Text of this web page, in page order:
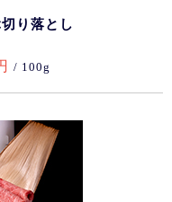
り落とし
/ 100g